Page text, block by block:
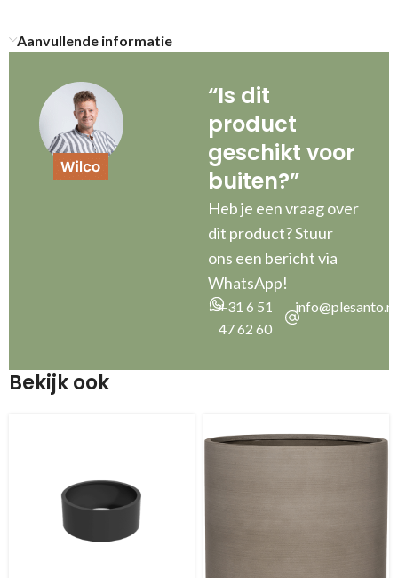
Aanvullende informatie
“Is dit
product
geschikt voor
buiten?”
Heb je een vraag over
dit product? Stuur
ons een bericht via
WhatsApp!
+31 6 51
47 62 60
info@plesanto.nl
Bekijk ook